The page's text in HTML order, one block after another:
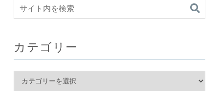
カテゴリー